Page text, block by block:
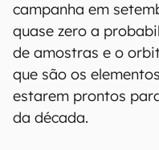
campanha em
quase zero a
de amostras e o
que são os
estarem prontos
da década.